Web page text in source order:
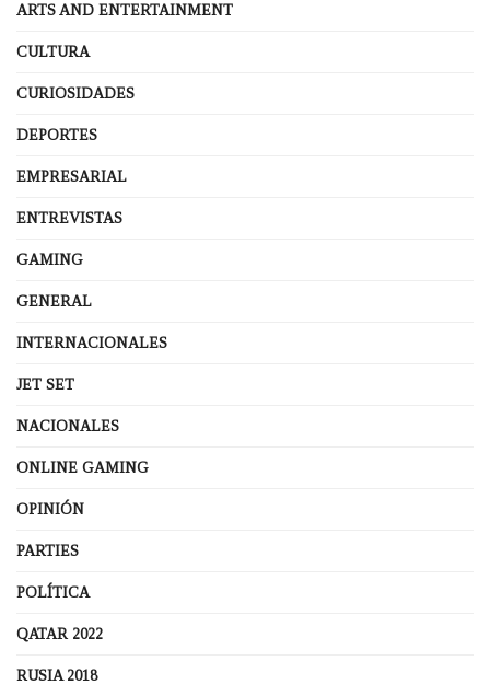
ARTS AND ENTERTAINMENT
CULTURA
CURIOSIDADES
DEPORTES
EMPRESARIAL
ENTREVISTAS
GAMING
GENERAL
INTERNACIONALES
JET SET
NACIONALES
ONLINE GAMING
OPINIÓN
PARTIES
POLÍTICA
QATAR 2022
RUSIA 2018